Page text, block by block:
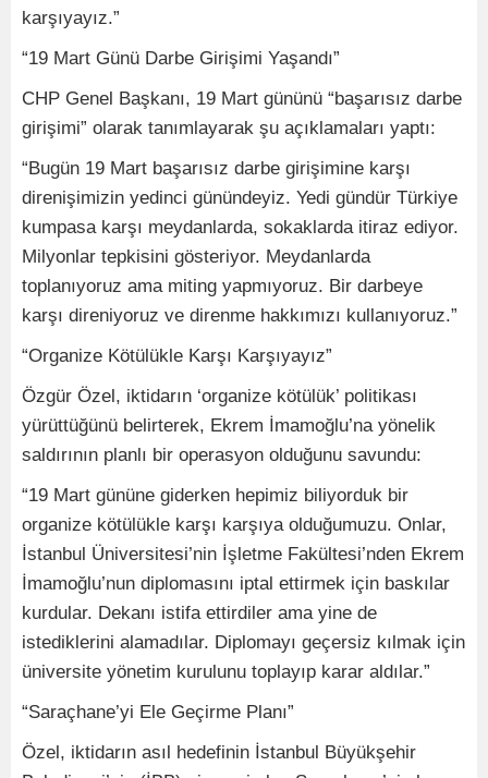
karşıyayız.”
“19 Mart Günü Darbe Girişimi Yaşandı”
CHP Genel Başkanı, 19 Mart gününü “başarısız darbe
girişimi” olarak tanımlayarak şu açıklamaları yaptı:
“Bugün 19 Mart başarısız darbe girişimine karşı
direnişimizin yedinci günündeyiz. Yedi gündür Türkiye
kumpasa karşı meydanlarda, sokaklarda itiraz ediyor.
Milyonlar tepkisini gösteriyor. Meydanlarda
toplanıyoruz ama miting yapmıyoruz. Bir darbeye
karşı direniyoruz ve direnme hakkımızı kullanıyoruz.”
“Organize Kötülükle Karşı Karşıyayız”
Özgür Özel, iktidarın ‘organize kötülük’ politikası
yürüttüğünü belirterek, Ekrem İmamoğlu’na yönelik
saldırının planlı bir operasyon olduğunu savundu:
“19 Mart gününe giderken hepimiz biliyorduk bir
organize kötülükle karşı karşıya olduğumuzu. Onlar,
İstanbul Üniversitesi’nin İşletme Fakültesi’nden Ekrem
İmamoğlu’nun diplomasını iptal ettirmek için baskılar
kurdular. Dekanı istifa ettirdiler ama yine de
istediklerini alamadılar. Diplomayı geçersiz kılmak için
üniversite yönetim kurulunu toplayıp karar aldılar.”
“Saraçhane’yi Ele Geçirme Planı”
Özel, iktidarın asıl hedefinin İstanbul Büyükşehir